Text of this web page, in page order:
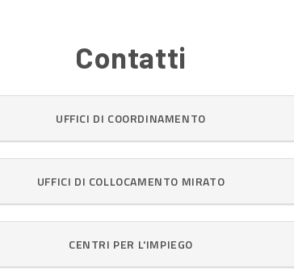
Contatti
UFFICI DI COORDINAMENTO
UFFICI DI COLLOCAMENTO MIRATO
CENTRI PER L'IMPIEGO